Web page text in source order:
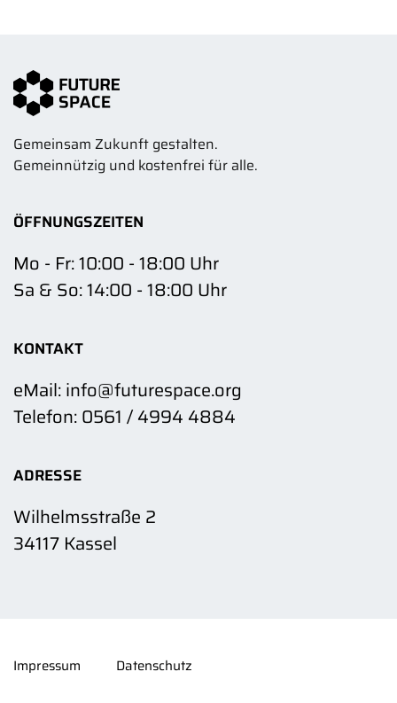
Gemeinsam Zukunft gestalten.
Gemeinnützig und kostenfrei für alle.
ÖFFNUNGSZEITEN
Mo - Fr: 10:00 - 18:00 Uhr
Sa & So: 14:00 - 18:00 Uhr
KONTAKT
eMail: info@futurespace.org
Telefon: 0561 / 4994 4884
ADRESSE
Wilhelmsstraße 2
34117 Kassel
Impressum Datenschutz